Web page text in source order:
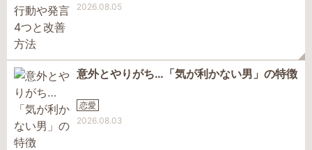
2026.08.05
意外とやりがち…「気が利かない男」の特徴
恋愛
2026.08.03